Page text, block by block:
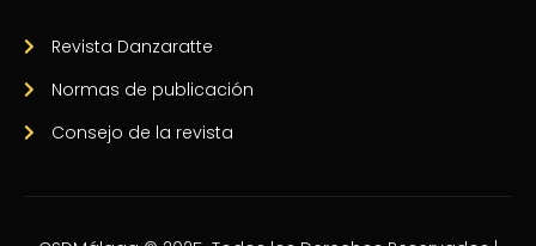
Revista Danzaratte
Normas de publicación
Consejo de la revista